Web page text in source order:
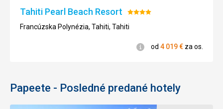
Tahiti Pearl Beach Resort Hodnotenie:
4/5
Francúzska Polynézia, Tahiti, Tahiti
Informácie
od 4 019€ za os.
Papeete - Posledné predané hotely